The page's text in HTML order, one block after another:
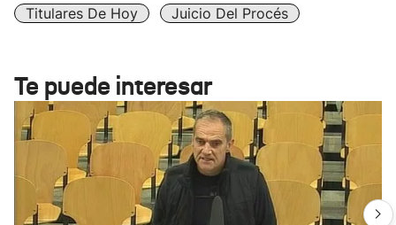
Titulares De Hoy
Juicio Del Procés
Te puede interesar